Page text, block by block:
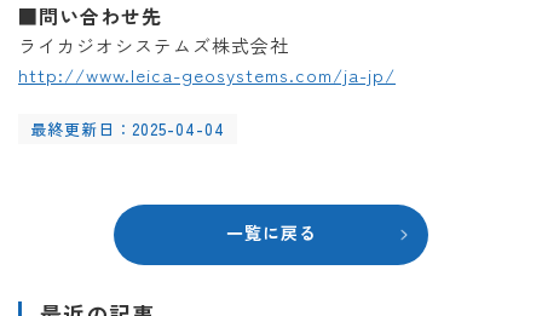
■問い合わせ先
ライカジオシステムズ株式会社
http://www.leica-geosystems.com/ja-jp/
最終更新日：2025-04-04
一覧に戻る